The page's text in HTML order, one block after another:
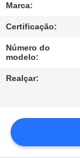
NOS
NOTÍCIA
CASOS
Marca:
Certificação:
Número do
modelo:
Realçar: